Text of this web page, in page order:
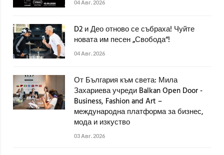
04 Авг. 2026
D2 и Део отново се събраха! Чуйте
новата им песен „Свобода“!
04 Авг. 2026
От България към света: Мила
Захариева учреди Balkan Open Door -
Business, Fashion and Art –
международна платформа за бизнес,
мода и изкуство
03 Авг. 2026